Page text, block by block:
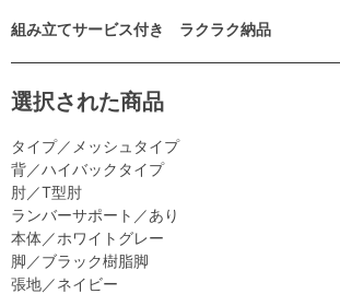
組み立てサービス付き ラクラク納品
選択された商品
タイプ／メッシュタイプ
背／ハイバックタイプ
肘／T型肘
ランバーサポート／あり
本体／ホワイトグレー
脚／ブラック樹脂脚
張地／ネイビー